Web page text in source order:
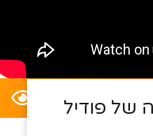
של פודיל